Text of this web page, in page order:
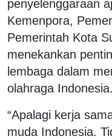
penyelenggaraan
Kemenpora,
Pemerintah Kota
menekankan
lembaga dalam
olahraga Indonesia.
“Apalagi kerja
muda Indonesia.